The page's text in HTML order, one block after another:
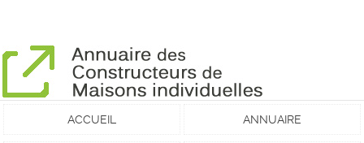
ACCUEIL ANNUAIRE